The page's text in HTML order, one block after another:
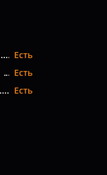
Есть
Есть
Есть